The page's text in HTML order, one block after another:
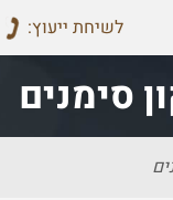
:לשיחת ייעוץ
סימנים